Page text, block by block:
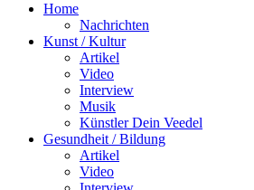
Home
Nachrichten
Kunst / Kultur
Artikel
Video
Interview
Musik
Künstler Dein Veedel
Gesundheit / Bildung
Artikel
Video